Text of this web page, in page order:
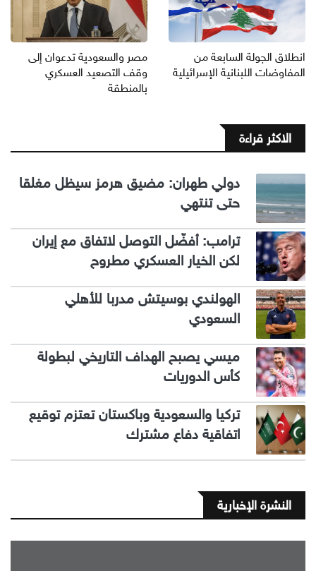
انطلاق الجولة السابعة من
المفاوضات اللبنانية الإسرائيلية
مصر والسعودية تدعوان إلى
وقف التصعيد العسكري
بالمنطقة
الاكثر قراءة
دولي طهران: مضيق هرمز سيظل مغلقا
حتى تنتهي
ترامب: أفضّل التوصل لاتفاق مع إيران
لكن الخيار العسكري مطروح
الهولندي بوسيتش مدربا للأهلي
السعودي
ميسي يصبح الهداف التاريخي لبطولة
كأس الدوريات
تركيا والسعودية وباكستان تعتزم توقيع
اتفاقية دفاع مشترك
النشرة الإخبارية